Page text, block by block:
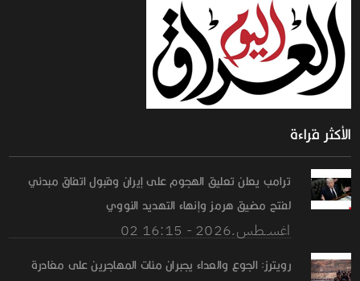
الأكثر قراءة
ترامب يعلن تعليق الهجوم على إيران وقبول اتفاق مبدئي
لفتح مضيق هرمز وإنهاء التهديد النووي
02 اغســطس.2026 - 16:15
رويترز: الجوع والعداء يجبران مئات المهاجرين على مغادرة